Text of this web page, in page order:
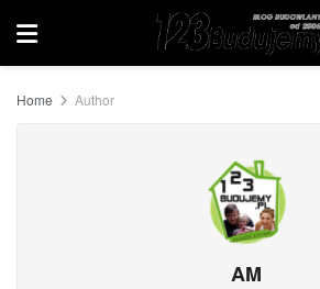
Home Author
AM